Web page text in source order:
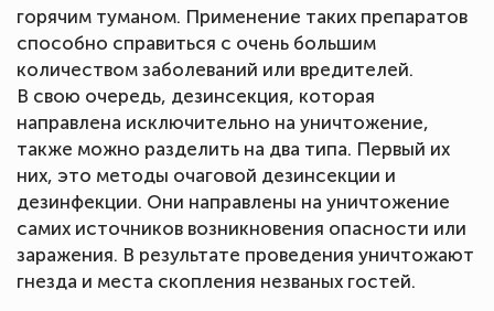
горячим туманом. Применение таких препаратов
способно справиться с очень большим
количеством заболеваний или вредителей.
В свою очередь, дезинсекция, которая
направлена исключительно на уничтожение,
также можно разделить на два типа. Первый их
них, это методы очаговой дезинсекции и
дезинфекции. Они направлены на уничтожение
самих источников возникновения опасности или
заражения. В результате проведения уничтожают
гнезда и места скопления незваных гостей.